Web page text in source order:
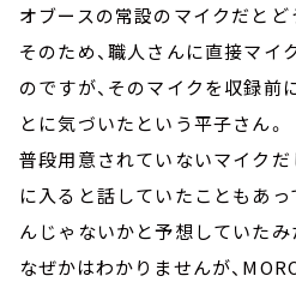
オブースの常設のマイクだとど
そのため、職人さんに直接マイ
のですが、そのマイクを収録前
とに気づいたという平子さん。
普段用意されていないマイクだ
に入ると話していたこともあっ
んじゃないかと予想していたみ
なぜかはわかりませんが、